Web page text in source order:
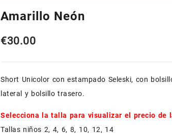
Amarillo Neón
€30.00
Short Unicolor con estampado Seleski, con
lateral y bolsillo trasero.
Selecciona la talla para visualizar el precio de
Tallas niños 2, 4, 6, 8, 10, 12, 14